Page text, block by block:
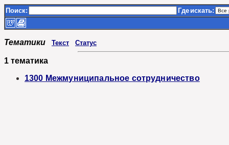
Поиск: Где искать:
Тематики Текст Статус
1 тематика
1300 Межмуниципальное сотрудничество